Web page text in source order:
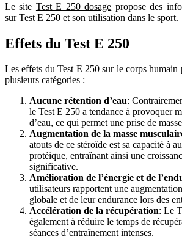
Le site Test E 250 dosage propose des
sur Test E 250 et son utilisation dans le sport.
Effets du Test E 250
Les effets du Test E 250 sur le corps humain
plusieurs catégories :
Aucune rétention d’eau:
le Test E 250 a tendance à provoquer
d’eau, ce qui permet une prise de
Augmentation de la masse
atouts de ce stéroïde est sa capacité à
protéique, entraînant ainsi une
significative.
Amélioration de l’énergie et de
utilisateurs rapportent une
globale et de leur endurance lors des
Accélération de la récupération: Le
également à réduire le temps de
séances d’entraînement intenses.